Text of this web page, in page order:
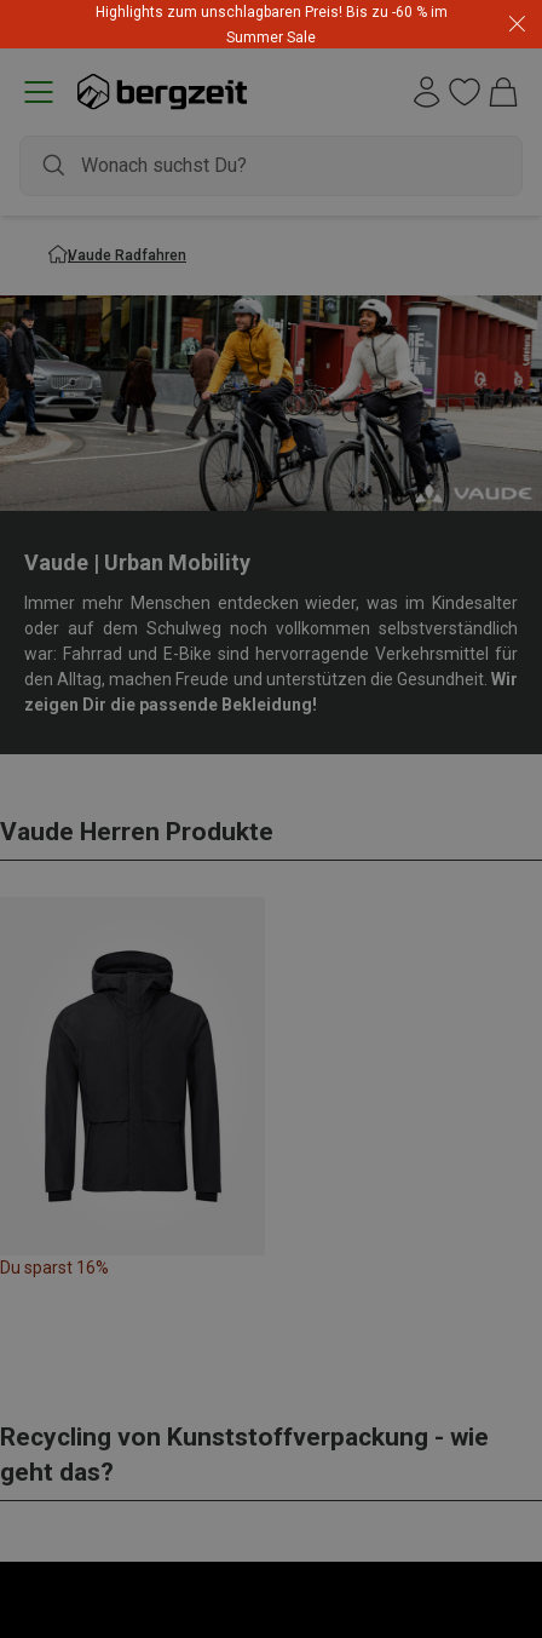
Highlights zum unschlagbaren Preis! Bis zu -60 % im
Summer Sale
Vaude Radfahren
Vaude | Urban Mobility
Immer mehr Menschen entdecken wieder, was im Kindesalter
oder auf dem Schulweg noch vollkommen selbstverständlich
war: Fahrrad und E-Bike sind hervorragende Verkehrsmittel für
den Alltag, machen Freude und unterstützen die Gesundheit. Wir
zeigen Dir die passende Bekleidung!
Vaude Herren Produkte
Du sparst 16%
Recycling von Kunststoffverpackung - wie
geht das?